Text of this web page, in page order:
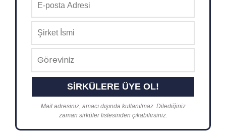
Mail adresiniz, amacı dışında kullanılmaz. Dilediğiniz
zaman sirküler listesinden çıkabilirsiniz.